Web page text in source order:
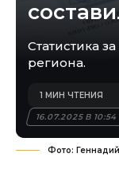
Статистика
региона.
16.07.2025 В 10:54
1 МИН ЧТЕНИЯ
Фото: